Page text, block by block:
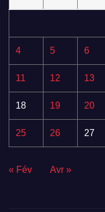
4 5 6
11 12 13
18 19 20
25 26 27
« Fév Avr »